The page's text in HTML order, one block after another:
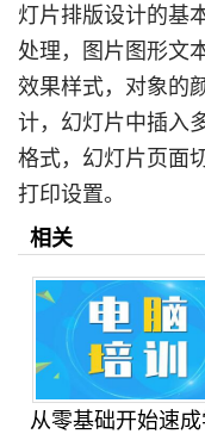
灯片排版设计的基
处理，图片图形文
效果样式，对象的
计，幻灯片中插入
格式，幻灯片页面
打印设置。
相关
从零基础开始速成